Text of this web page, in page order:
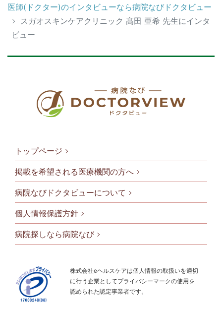
医師(ドクター)のインタビューなら病院なびドクタビュー
スガオスキンケアクリニック 髙田 亜希 先生にインタ
ビュー
フッタメニ
トップページ
掲載を希望される医療機関の方へ
病院なびドクタビューについて
個人情報保護方針
病院探しなら病院なび
株式会社eヘルスケアは個人情報の取扱いを適切
に行う企業としてプライバシーマークの使用を
認められた認定事業者です。